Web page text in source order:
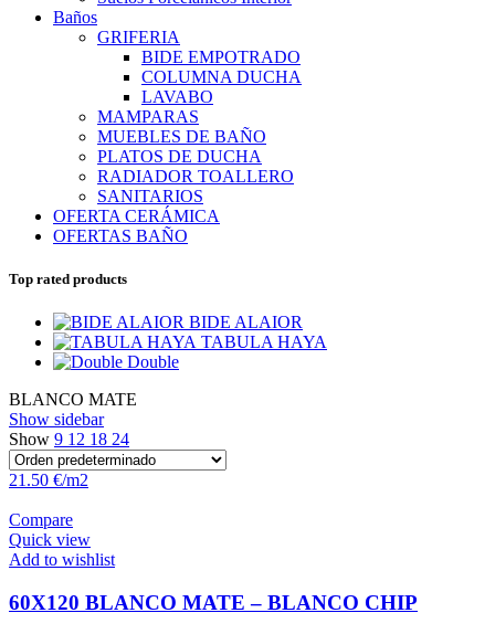
Baños
GRIFERIA
BIDE EMPOTRADO
COLUMNA DUCHA
LAVABO
MAMPARAS
MUEBLES DE BAÑO
PLATOS DE DUCHA
RADIADOR TOALLERO
SANITARIOS
OFERTA CERÁMICA
OFERTAS BAÑO
Top rated products
BIDE ALAIOR
TABULA HAYA
Double
BLANCO MATE
Show sidebar
Show 9 12 18 24
21.50 €/m2
Compare
Quick view
Add to wishlist
60X120 BLANCO MATE – BLANCO CHIP